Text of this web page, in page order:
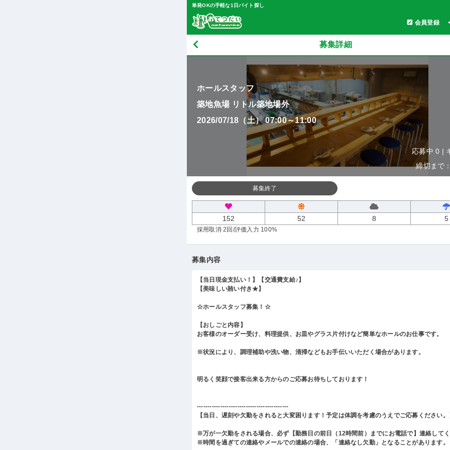
単発OKの手軽な1日バイト探し
会員登録
募集詳細
ホールスタッフ
築地魚場 リトル築地場外
2026/07/18（土） 07:00～11:00
応募中 0 |
締切まで
募集終了
152 52 8 5
採用取消 2回 /評価入力 100%
募集内容
【当日現金支払い！】【交通費支給♪】
【美味しい賄い付き★】
☆ホールスタッフ募集！☆
【おしごと内容】
お客様のオーダー受け、料理提供、お皿やグラス片付けなど簡単なホールのお仕事です。
※状況により、調理補助や洗い物、清掃などもお手伝いいただく場合があります。
明るく笑顔で接客出来る方からのご応募お待ちしております！
-------------------------------------------
【当日、遅刻や欠勤をされると大変困ります！予定は体調を考慮のうえでご応募ください。
※万が一欠勤をされる場合、必ず【勤務日の前日（12時間前）までにお電話で】連絡してく
※時間を過ぎての連絡やメールでの連絡の場合、「連絡なし欠勤」となることがあります。